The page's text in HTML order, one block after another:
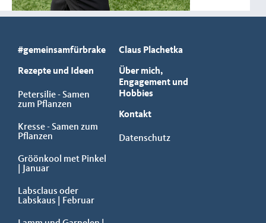
#gemeinsamfürbrake Claus Plachetka
Rezepte und Ideen
Petersilie - Samen
zum Pflanzen
Kresse - Samen zum
Pflanzen
Gröönkool met Pinkel
| Januar
Labsclaus oder
Labskaus | Februar
Über mich,
Engagement und
Hobbies
Kontakt
Datenschutz